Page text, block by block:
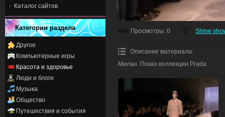
Каталог сайтов
Категории раздела
Другое
Компьютерные игры
Красота и здоровье
Люди и блоги
Музыка
Общество
Путешествия и события
Просмотры: 0 Shine
Описание материала:
Милан. Показ коллекции Prada.